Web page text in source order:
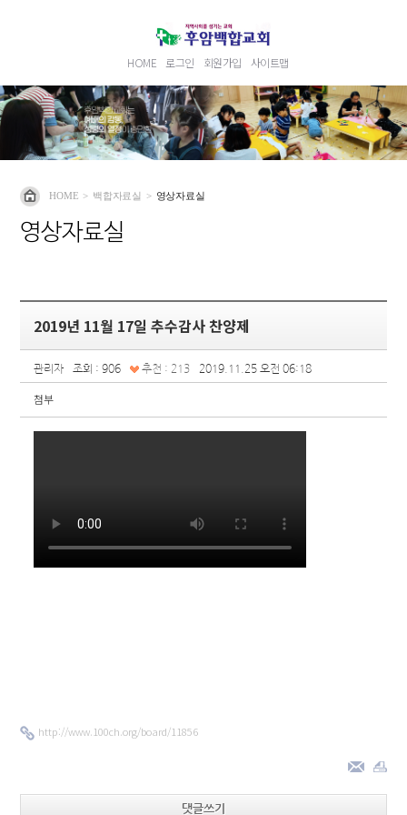
HOME 로그인 회원가입 사이트맵
HOME > 백합자료실 > 영상자료실
영상자료실
2019년 11월 17일 추수감사 찬양제
관리자 조회 : 906 추천 : 213 2019.11.25 오전 06:18
첨부
http://www.100ch.org/board/11856
댓글쓰기